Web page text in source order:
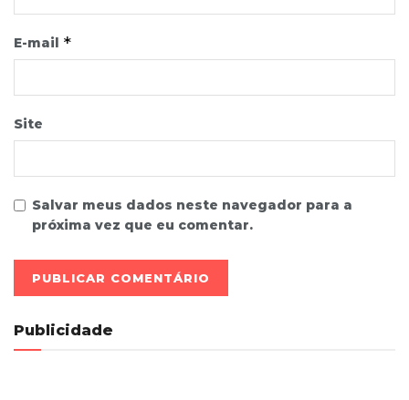
E-mail *
Site
Salvar meus dados neste navegador para a
próxima vez que eu comentar.
Publicidade